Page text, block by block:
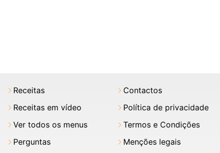
Receitas
Receitas em vídeo
Ver todos os menus
Perguntas
Contactos
Política de privacidade
Termos e Condições
Menções legais